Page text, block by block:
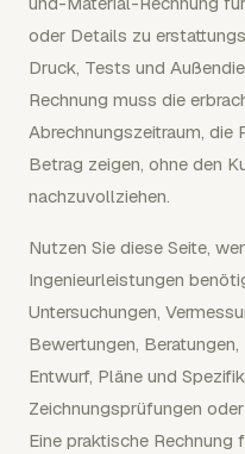
oder Details zu
Druck, Tests und
Rechnung muss die
Abrechnungszeitraum, die
Betrag zeigen, ohne den
nachzuvollziehen.
Nutzen Sie diese Seite,
Ingenieurleistungen
Untersuchungen,
Bewertungen,
Entwurf, Pläne und
Zeichnungsprüfungen
Eine praktische Rechnung